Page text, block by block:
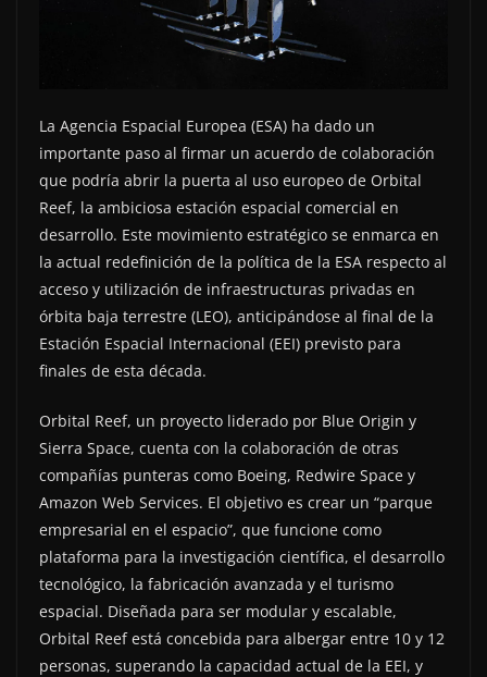
La Agencia Espacial Europea (ESA) ha dado un
importante paso al firmar un acuerdo de colaboración
que podría abrir la puerta al uso europeo de Orbital
Reef, la ambiciosa estación espacial comercial en
desarrollo. Este movimiento estratégico se enmarca en
la actual redefinición de la política de la ESA respecto al
acceso y utilización de infraestructuras privadas en
órbita baja terrestre (LEO), anticipándose al final de la
Estación Espacial Internacional (EEI) previsto para
finales de esta década.
Orbital Reef, un proyecto liderado por Blue Origin y
Sierra Space, cuenta con la colaboración de otras
compañías punteras como Boeing, Redwire Space y
Amazon Web Services. El objetivo es crear un “parque
empresarial en el espacio”, que funcione como
plataforma para la investigación científica, el desarrollo
tecnológico, la fabricación avanzada y el turismo
espacial. Diseñada para ser modular y escalable,
Orbital Reef está concebida para albergar entre 10 y 12
personas, superando la capacidad actual de la EEI, y